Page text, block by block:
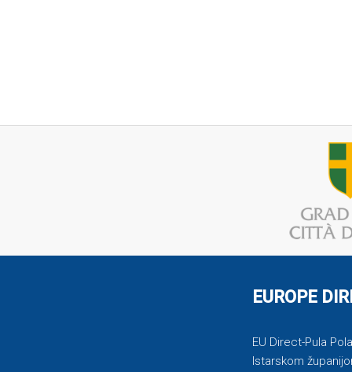
EUROPE
EU Direct-Pula
Istarskom